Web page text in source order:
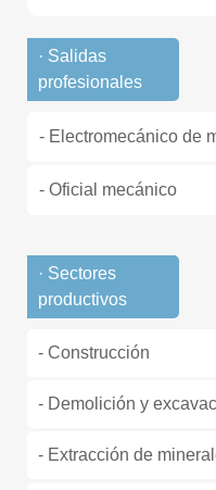
· Salidas
profesionales
- Electromecánico de
- Oficial mecánico
· Sectores
productivos
- Construcción
- Demolición y
- Extracción de